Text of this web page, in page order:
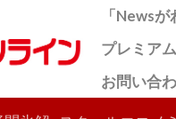
「News
プレミア
お問い合